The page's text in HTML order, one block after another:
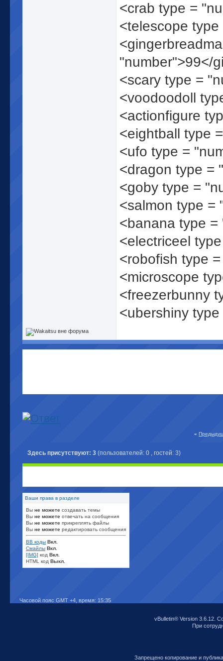
<crab type =
<telescope
"number">99</
<scary type =
<voodoodoll
<actionfigure
<eightball type
<ufo type =
<dragon type =
<goby type =
<salmon type =
<banana type
<electriceel
<robofish type
<microscope
<freezerbunny
<ubershiny
«
Здесь присутствуют: 3 (пользователей: 0 , гостей: 3)
Ваши права в разделе
Вы не можете создавать темы
Вы не можете отвечать на сообщения
Вы не можете прикреплять файлы
Вы не можете редактировать сообщения
BB коды Вкл.
Смайлы Вкл.
[IMG] код Вкл.
HTML код Выкл.
Часовой пояс GMT +4, время: 15:35
vBulletin® Version 3.6.12.
При
Запрещено копирование и